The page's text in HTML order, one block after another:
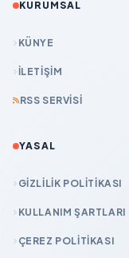
KURUMSAL
KÜNYE
İLETIŞIM
RSS SERVISI
YASAL
GIZLILIK POLITIKASI
KULLANIM ŞARTLARI
ÇEREZ POLITIKASI